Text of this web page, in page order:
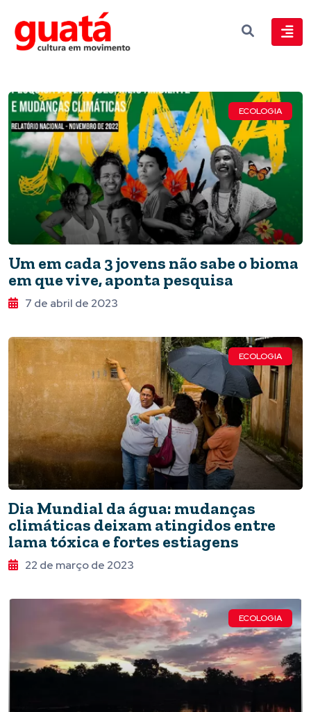
ECOLOGIA
Um em cada 3 jovens não sabe o bioma
em que vive, aponta pesquisa
7 de abril de 2023
ECOLOGIA
Dia Mundial da água: mudanças
climáticas deixam atingidos entre
lama tóxica e fortes estiagens
22 de março de 2023
ECOLOGIA